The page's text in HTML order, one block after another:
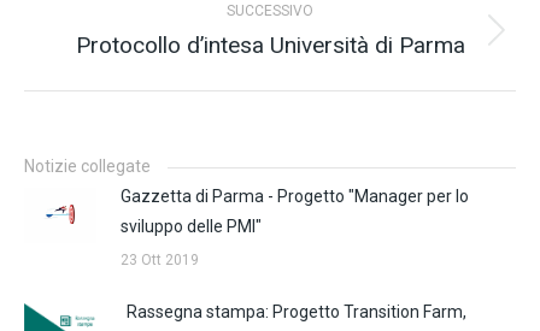
post
SUCCESSIVO
Prossimo
Protocollo d’intesa Università di Parma
Notizie collegate
Gazzetta di Parma - Progetto "Manager per lo
sviluppo delle PMI"
23 Ott 2019
Rassegna stampa: Progetto Transition Farm,